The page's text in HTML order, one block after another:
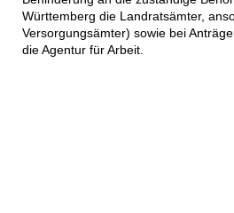
Württemberg die Landratsämter,
Versorgungsämter) sowie bei
die Agentur für Arbeit.